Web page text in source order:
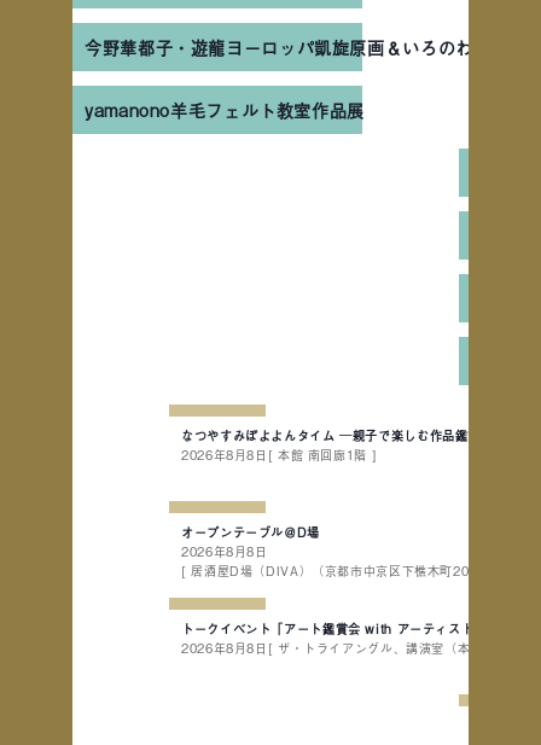
今野華都子・遊龍ヨーロッパ凱旋原画＆いろのわ作品展
yamanono羊毛フェルト教室作品展
なつやすみぽよよんタイム ─親子で楽しむ作品鑑賞会─
2026年8月8日 [ 本館 南回廊1階 ]
オープンテーブル＠D場
2026年8月8日
[ 居酒屋D場（DIVA）（京都市中京区下樵木町202-4 立誠ビ
トークイベント「アート鑑賞会 with アーティスト＆副館長」
2026年8月8日 [ ザ・トライアングル、講演室（本館地下1階